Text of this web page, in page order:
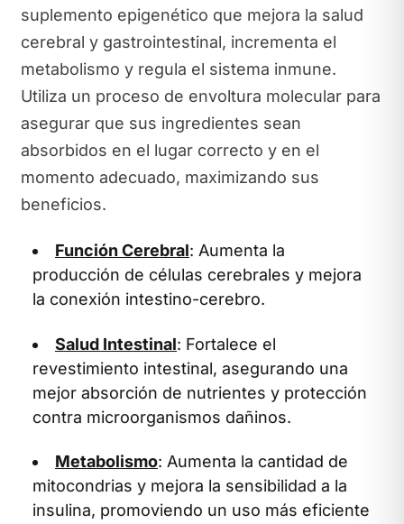
suplemento epigenético que mejora la salud
cerebral y gastrointestinal, incrementa el
metabolismo y regula el sistema inmune.
Utiliza un proceso de envoltura molecular para
asegurar que sus ingredientes sean
absorbidos en el lugar correcto y en el
momento adecuado, maximizando sus
beneficios.
Función Cerebral: Aumenta la
producción de células cerebrales y mejora
la conexión intestino-cerebro.
Salud Intestinal: Fortalece el
revestimiento intestinal, asegurando una
mejor absorción de nutrientes y protección
contra microorganismos dañinos.
Metabolismo: Aumenta la cantidad de
mitocondrias y mejora la sensibilidad a la
insulina, promoviendo un uso más eficiente